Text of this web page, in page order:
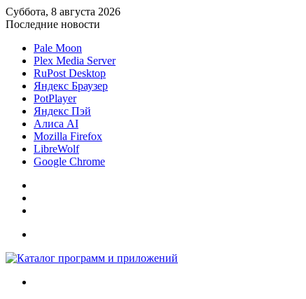
Суббота, 8 августа 2026
Последние новости
Pale Moon
Plex Media Server
RuPost Desktop
Яндекс Браузер
PotPlayer
Яндекс Пэй
Алиса AI
Mozilla Firefox
LibreWolf
Google Chrome